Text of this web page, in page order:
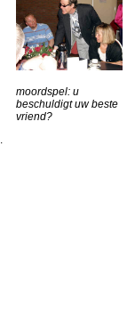
moordspel: u
beschuldigt uw beste
vriend?